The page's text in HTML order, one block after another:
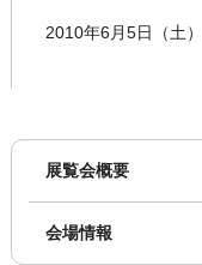
2010年6月5日（土
展覧会概要
会場情報